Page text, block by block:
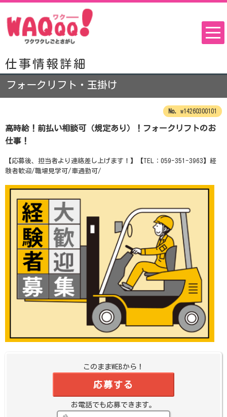
仕事情報詳細
フォークリフト・玉掛け
w14260300101
高時給！前払い相談可（規定あり）！フォークリフトのお
仕事！
【応募後、担当者より連絡差し上げます！】【TEL：059-351-3963】経
験者歓迎/職場見学可/車通勤可/
このままWEBから！
応募する
お電話でも応募できます。